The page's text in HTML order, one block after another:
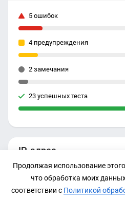
IP-адрес
23.48.0.111
5 ошибок
4 предупреждения
2 замечания
23 успешных теста
Продолжая использование
что обработка моих
соответствии с Политикой